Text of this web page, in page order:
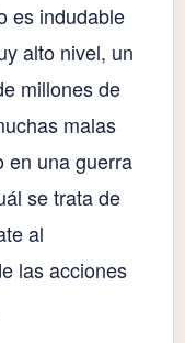
es indudable
alto nivel, un
millones de
malas
en una guerra
se trata de
al
las acciones